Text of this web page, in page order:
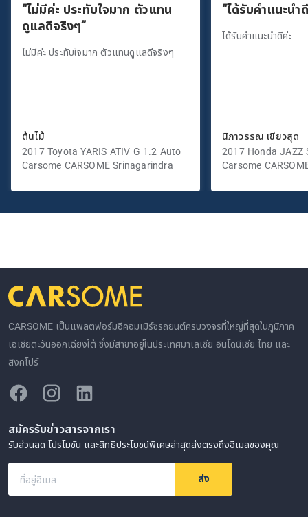
“ไม่มีค่ะ ประทับใจมาก ตัวแทน
ดูแลดีจริงๆ”
ไม่มีค่ะ ประทับใจมาก ตัวแทนดูแลดีจริงๆ
ต้นไม้
2017 Toyota YARIS ATIV G 1.2 Auto
Carsome CARSOME Srinagarindra
“ได้รับคำแนะนำ
ได้รับคำแนะนำดีค่ะ
นิภาวรรณ เขียวสุด
2017 Honda JAZZ
Carsome
CARSOME เป็นแพลตฟอร์มอีคอมเมิร์ซรถยนต์ครบวงจรที่ใหญ่ที่สุดในภูมิภาค
เอเชียตะวันออกเฉียงใต้ ซึ่งมีสาขาอยู่ในประเทศมาเลเซีย อินโดนีเซีย ไทย และ
สิงคโปร์
สมัครรับข่าวสารจากเรา
รับส่วนลด โปรโมชัน และสิทธิประโยชน์พิเศษล่าสุดส่งตรงถึงอีเมลของคุณ
ที่อยู่อีเมล ส่ง